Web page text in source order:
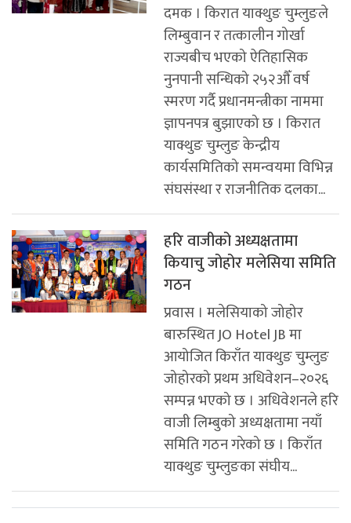
दमक । किरात याक्थुङ चुम्लुङले
लिम्बुवान र तत्कालीन गोर्खा
राज्यबीच भएको ऐतिहासिक
नुनपानी सन्धिको २५२औँ वर्ष
स्मरण गर्दै प्रधानमन्त्रीका नाममा
ज्ञापनपत्र बुझाएको छ । किरात
याक्थुङ चुम्लुङ केन्द्रीय
कार्यसमितिको समन्वयमा विभिन्न
संघसंस्था र राजनीतिक दलका...
हरि वाजीको अध्यक्षतामा
कियाचु जोहोर मलेसिया समिति
गठन
प्रवास । मलेसियाको जोहोर
बारुस्थित JO Hotel JB मा
आयोजित किराँत याक्थुङ चुम्लुङ
जोहोरको प्रथम अधिवेशन–२०२६
सम्पन्न भएको छ । अधिवेशनले हरि
वाजी लिम्बुको अध्यक्षतामा नयाँ
समिति गठन गरेको छ । किराँत
याक्थुङ चुम्लुङका संघीय...